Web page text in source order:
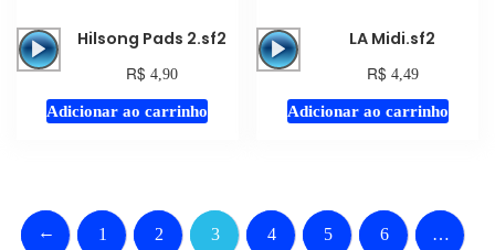
Tocador
áudio
Hilsong Pads 2.sf2
R$ 4,90
Adicionar ao carrinho
Tocador
áudio
LA Midi.sf2
R$ 4,49
Adicionar ao carrinho
← 1 2 3 4 5 6 …